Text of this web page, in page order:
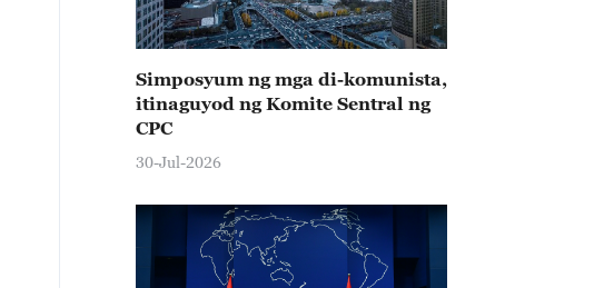
Simposyum ng mga di-komunista,
itinaguyod ng Komite Sentral ng
CPC
30-Jul-2026